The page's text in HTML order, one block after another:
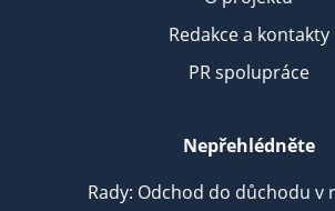
Redakce a kontakty
PR spolupráce
Nepřehlédněte
Rady: Odchod do důchodu v